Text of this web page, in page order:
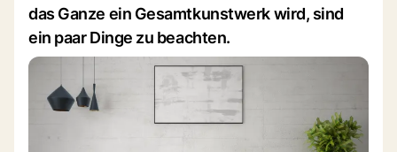
das Ganze ein Gesamtkunstwerk wird, sind
ein paar Dinge zu beachten.